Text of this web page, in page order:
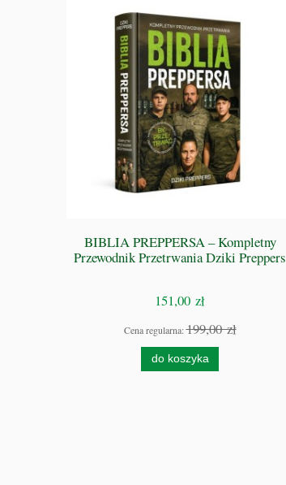
BIBLIA PREPPERSA – Kompletny
Przewodnik Przetrwania Dziki Preppers
151,00 zł
Cena regularna:199,00 zł
do koszyka